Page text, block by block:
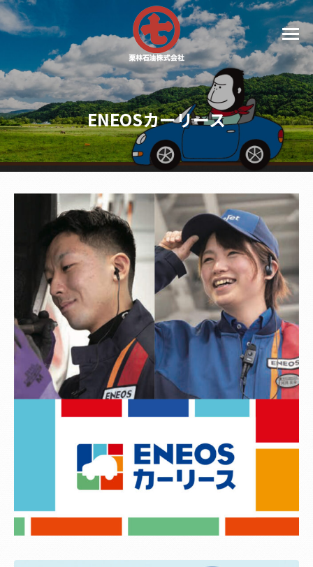
ENEOSカーリース